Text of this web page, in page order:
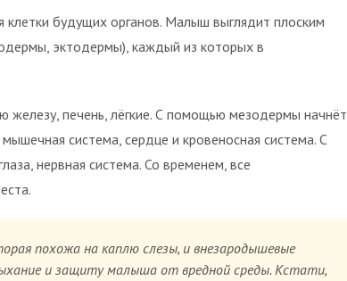
будущих органов. Малыш выглядит плоским
эктодермы), каждый из которых в
печень, лёгкие. С помощью мезодермы начнёт
система, сердце и кровеносная система. С
нервная система. Со временем, все
похожа на каплю слезы, и внезародышевые
и защиту малыша от вредной среды. Кстати,